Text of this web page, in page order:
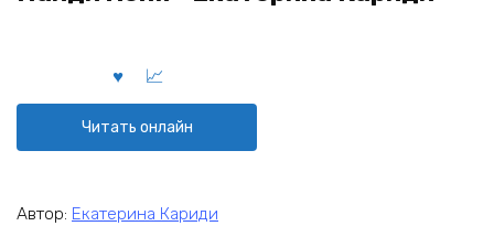
Читать онлайн
Автор: Екатерина Кариди